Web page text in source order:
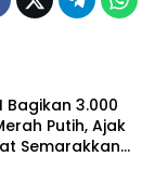
Bagikan 3.000
Putih, Ajak
Semarakkan